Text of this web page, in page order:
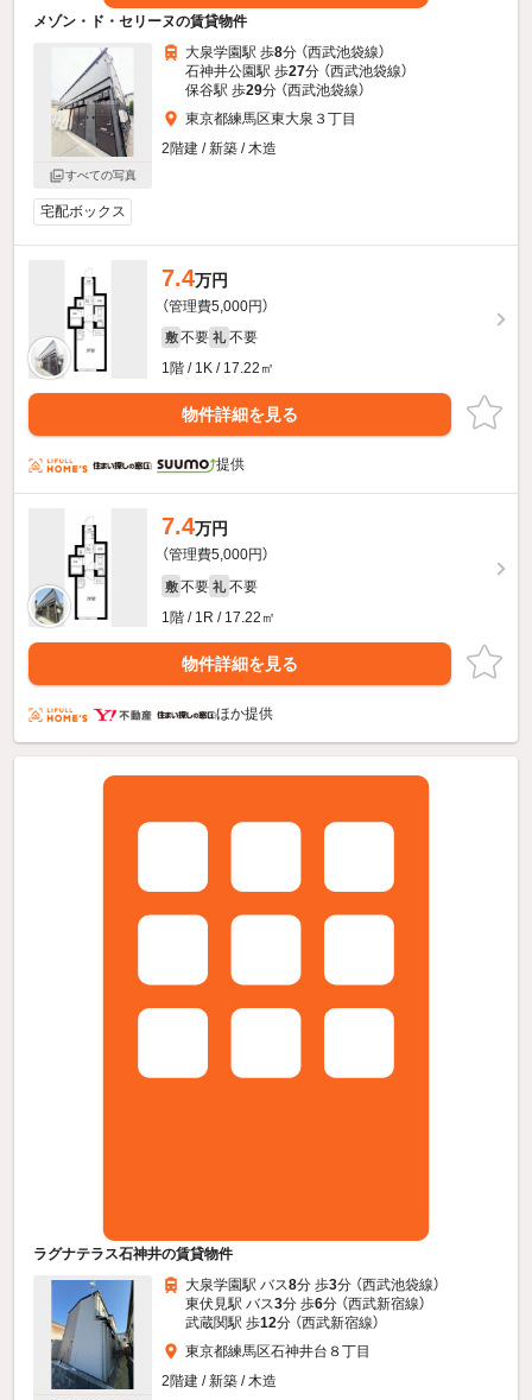
メゾン・ド・セリーヌの賃貸物件
すべての写真
大泉学園駅 歩8分 （西武池袋線）
石神井公園駅 歩27分 （西武池袋線）
保谷駅 歩29分 （西武池袋線）
東京都練馬区東大泉３丁目
2階建 / 新築 / 木造
宅配ボックス
7.4万円
（管理費5,000円）
敷 不要 礼 不要
1階 / 1K / 17.22㎡
物件詳細を見る
提供
7.4万円
（管理費5,000円）
敷 不要 礼 不要
1階 / 1R / 17.22㎡
物件詳細を見る
ほか提供
ラグナテラス石神井の賃貸物件
大泉学園駅 バス8分 歩3分 （西武池袋線）
東伏見駅 バス3分 歩6分 （西武新宿線）
武蔵関駅 歩12分 （西武新宿線）
東京都練馬区石神井台８丁目
2階建 / 新築 / 木造